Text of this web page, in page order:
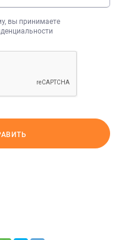
вы принимаете